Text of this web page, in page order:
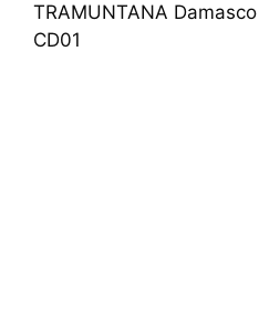
TRAMUNTANA
CD01